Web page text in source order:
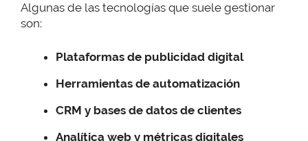
Algunas de las tecnologías que suele gestionar
son:
Plataformas de publicidad digital
Herramientas de automatización
CRM y bases de datos de clientes
Analítica web y métricas digitales